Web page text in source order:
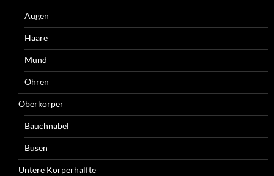
Augen
Haare
Mund
Ohren
Oberkörper
Bauchnabel
Busen
Untere Körperhälfte